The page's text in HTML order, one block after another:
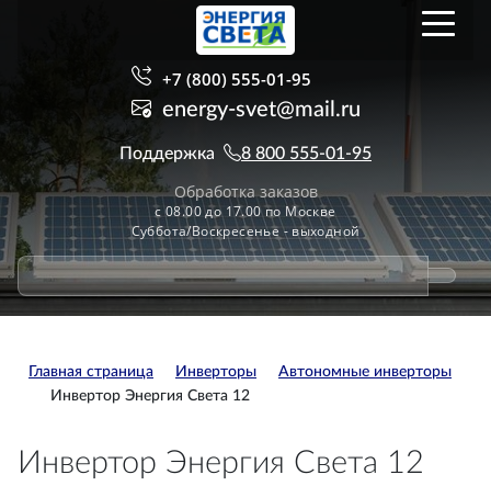
+7 (800) 555-01-95
energy-svet@mail.ru
Поддержка 8 800 555-01-95
Обработка заказов
с 08.00 до 17.00 по Москве
Суббота/Воскресенье - выходной
Главная страница Инверторы
Автономные инверторы
Инвертор Энергия Света 12
Инвертор Энергия Света 12